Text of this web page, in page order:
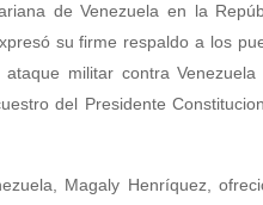
de Venezuela en la
su firme respaldo a los
militar contra
del Presidente
Magaly Henríquez,